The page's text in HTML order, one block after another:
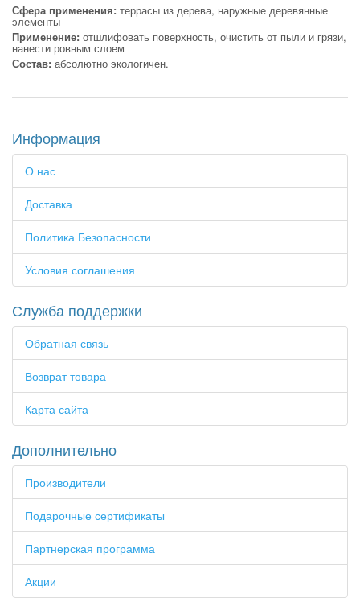
Сфера применения: террасы из дерева, наружные деревянные
элементы
Применение: отшлифовать поверхность, очистить от пыли и грязи,
нанести ровным слоем
Состав: абсолютно экологичен.
Информация
О нас
Доставка
Политика Безопасности
Условия соглашения
Служба поддержки
Обратная связь
Возврат товара
Карта сайта
Дополнительно
Производители
Подарочные сертификаты
Партнерская программа
Акции